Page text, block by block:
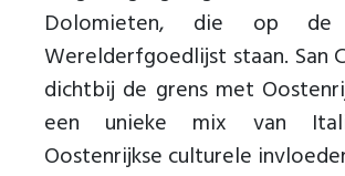
Dolomieten, die op de
Werelderfgoedlijst staan. San
dichtbij de grens met
een unieke mix van
Oostenrijkse culturele